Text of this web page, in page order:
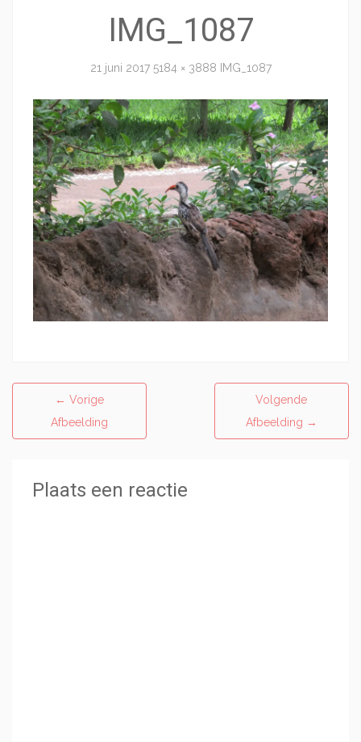
IMG_1087
21 juni 2017 5184 × 3888 IMG_1087
← Vorige
Afbeelding
Volgende
Afbeelding →
Plaats een reactie